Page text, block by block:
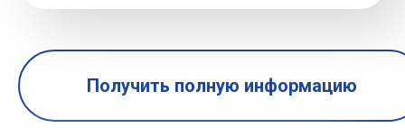
Получить полную информацию